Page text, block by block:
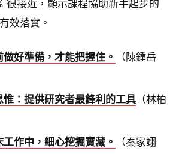
很接近，顯示課程協助新手起步的
效落實。
好準備，才能把握住。
（陳鍾岳
惟：提供研究者最鋒利的工具（林柏
作中，細心挖掘寶藏。
（秦家翊